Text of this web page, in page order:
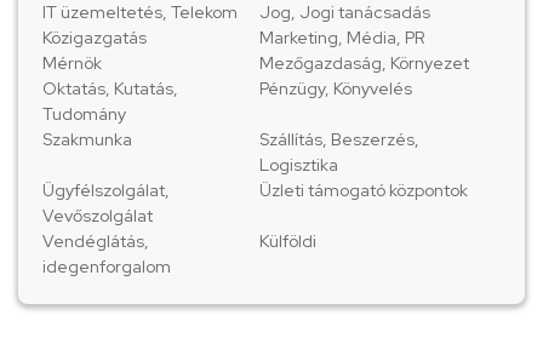
IT üzemeltetés, Telekom
Jog, Jogi tanácsadás
Közigazgatás
Marketing, Média, PR
Mérnök
Mezőgazdaság, Környezet
Oktatás, Kutatás,
Tudomány
Pénzügy, Könyvelés
Szakmunka
Szállítás, Beszerzés,
Logisztika
Ügyfélszolgálat,
Vevőszolgálat
Üzleti támogató központok
Vendéglátás,
idegenforgalom
Külföldi